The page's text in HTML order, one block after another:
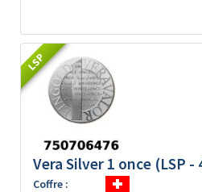
LSP
Vera Silver 1 once (LSP -
Coffre :